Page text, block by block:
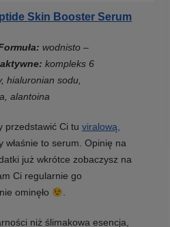
Skin Booster Serum
wodnisto –
kompleks 6
hialuronian sodu,
alantoina
przedstawić Ci tu viralową,
właśnie to serum. Opinię na
już wkrótce zobaczysz na
Ci regularnie go
ominęło
.
niż ślimakowa esencja,